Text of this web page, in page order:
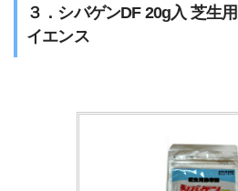
３．シバゲンDF 20g入 芝生
イエンス